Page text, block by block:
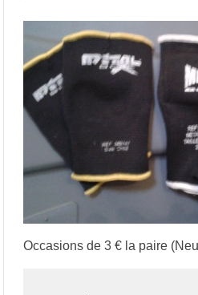
Occasions de 3 € la paire